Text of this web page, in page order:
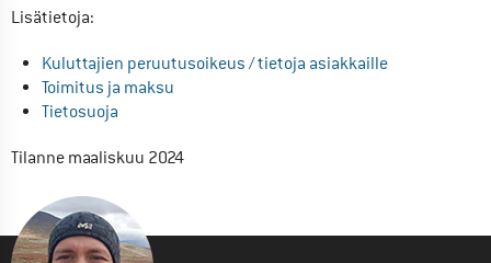
Lisätietoja:
Kuluttajien peruutusoikeus / tietoja asiakkaille
Toimitus ja maksu
Tietosuoja
Tilanne maaliskuu 2024